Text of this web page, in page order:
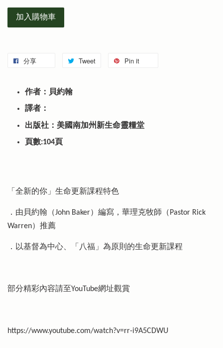
加入購物車
分享 Tweet Pin it
作者：貝約翰
譯者：
出版社：美國南加州新生命靈糧堂
頁數:104頁
「全新的你」生命更新課程特色
．由貝約翰（John Baker）編寫，華理克牧師（Pastor Rick
Warren）推薦
．以基督為中心、「八福」為原則的生命更新課程
部分精彩內容請至YouTube網址觀賞
https://www.youtube.com/watch?v=rr-i9A5CDWU